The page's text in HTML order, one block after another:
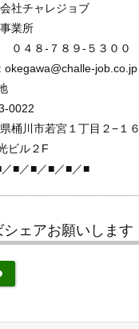
チャレジョブ
業所
８-７８９-５３００
job.co.jp
若宮１丁目２−１６
２F
■／■／■／■／■
シェアお願いします